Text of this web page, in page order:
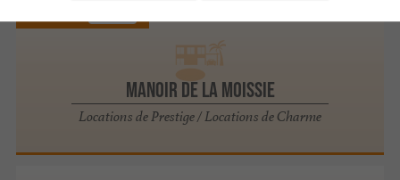
Manoir de la Moissie
Locations de Prestige / Locations de Charme